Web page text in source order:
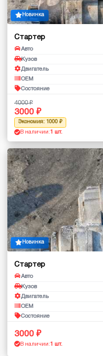
Новинка
Стартер
Авто
Кузов
Двигатель
OEM
Состояние
4000
3000
Экономия: 1000
В наличии: 1 шт.
Новинка
Стартер
Авто
Кузов
Двигатель
OEM
Состояние
3000
В наличии: 1 шт.